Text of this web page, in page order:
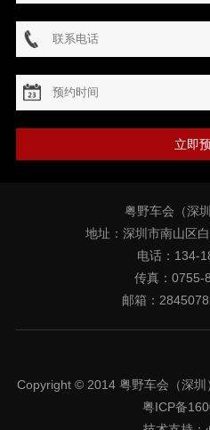
立即
粤野车会（深
地址：深圳市南山区
电话：134-
传真：0755-
邮箱：
Copyright © 2014 粤野车会（深
粤ICP备